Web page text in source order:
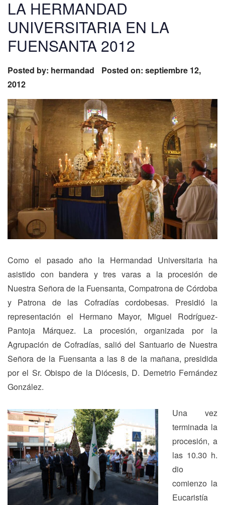
LA HERMANDAD
UNIVERSITARIA EN LA
FUENSANTA 2012
Posted by: hermandad
Posted on: septiembre 12,
2012
Como el pasado año la Hermandad Universitaria ha
asistido con bandera y tres varas a la procesión de
Nuestra Señora de la Fuensanta, Compatrona de Córdoba
y Patrona de las Cofradías cordobesas. Presidió la
representación el Hermano Mayor, Miguel Rodríguez-
Pantoja Márquez. La procesión, organizada por la
Agrupación de Cofradías, salió del Santuario de Nuestra
Señora de la Fuensanta a las 8 de la mañana, presidida
por el Sr. Obispo de la Diócesis, D. Demetrio Fernández
González.
Una vez
terminada la
procesión, a
las 10.30 h.
dio
comienzo la
Eucaristía